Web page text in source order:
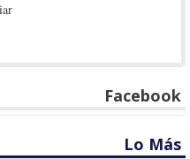
Facebook
Lo Más